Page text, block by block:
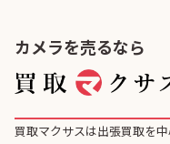
カメラを売るなら
買取マクサスは出張買取を